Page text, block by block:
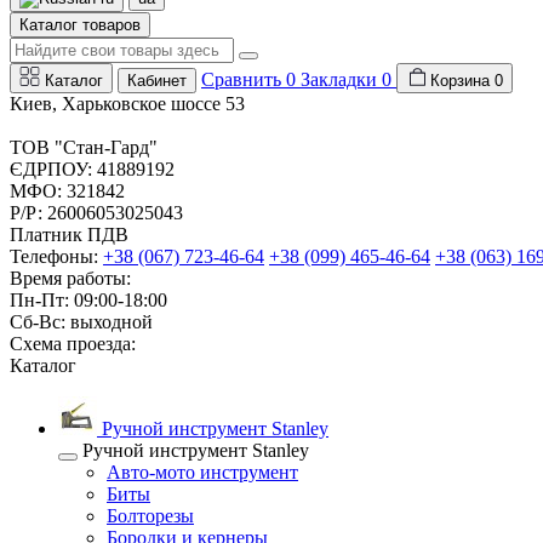
Каталог товаров
Каталог Кабинет Сравнить 0 Закладки 0 Корзина 0
Киев, Харьковское шоссе 53
ТОВ "Стан-Гард"
ЄДРПОУ: 41889192
МФО: 321842
Р/Р: 26006053025043
Платник ПДВ
Телефоны: +38 (067) 723-46-64 +38 (099) 465-46-64 +38 (063)
Время работы:
Пн-Пт: 09:00-18:00
Сб-Вс: выходной
Схема проезда:
Каталог
Ручной инструмент Stanley
Ручной инструмент Stanley
Авто-мото инструмент
Биты
Болторезы
Бородки и кернеры